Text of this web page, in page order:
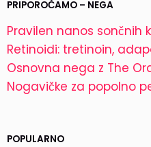
PRIPOROČAMO – NEGA
Pravilen nanos sončnih
Retinoidi: tretinoin,
Osnovna nega z The
Nogavičke za popolno
POPULARNO